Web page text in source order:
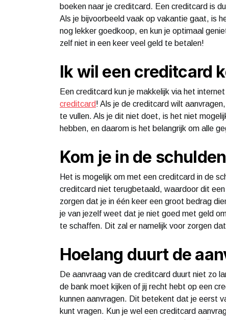
boeken naar je creditcard. Een creditcard is
Als je bijvoorbeeld vaak op vakantie gaat, is
nog lekker goedkoop, en kun je optimaal
zelf niet in een keer veel geld te betalen!
Ik wil een creditcard
Een creditcard kun je makkelijk via het
creditcard! Als je de creditcard wilt
te vullen. Als je dit niet doet, is het niet
hebben, en daarom is het belangrijk om alle
Kom je in de
Het is mogelijk om met een creditcard in de
creditcard niet terugbetaald, waardoor dit
zorgen dat je in één keer een groot bedrag
je van jezelf weet dat je niet goed met geld
te schaffen. Dit zal er namelijk voor zorgen
Hoelang duurt de
De aanvraag van de creditcard duurt niet zo
de bank moet kijken of jij recht hebt op een
kunnen aanvragen. Dit betekent dat je eerst
kunt vragen. Kun je wel een creditcard